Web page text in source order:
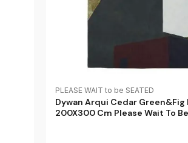
PLEASE WAIT to be SEATED
Dywan Arqui Cedar Green&Fig
200X300 Cm Please Wait To